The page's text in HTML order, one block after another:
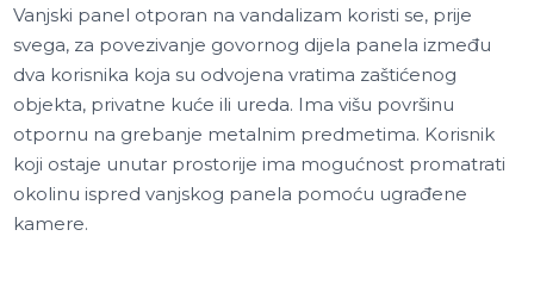
Vanjski panel otporan na vandalizam koristi se, prije
svega, za povezivanje govornog dijela panela između
dva korisnika koja su odvojena vratima zaštićenog
objekta, privatne kuće ili ureda. Ima višu površinu
otpornu na grebanje metalnim predmetima. Korisnik
koji ostaje unutar prostorije ima mogućnost promatrati
okolinu ispred vanjskog panela pomoću ugrađene
kamere.